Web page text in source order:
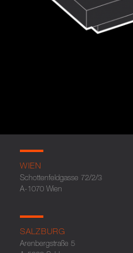
WIEN
Schottenfeldgasse 72/2/3
A-1070 Wien
SALZBURG
Arenbergstraße 5